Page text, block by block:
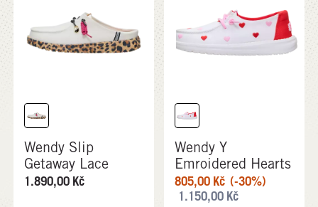
Wendy Slip
Getaway Lace
1.890,00 Kč
Wendy Y
Emroidered Hearts
805,00 Kč (-30%)
1.150,00 Kč